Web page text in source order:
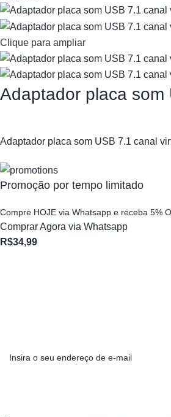
Clique para ampliar
Adaptador placa
Adaptador placa som USB 7.1 canal
Promoção por tempo limitado
Compre HOJE via Whatsapp e receba 5%
Comprar Agora via Whatsapp
R$34,99